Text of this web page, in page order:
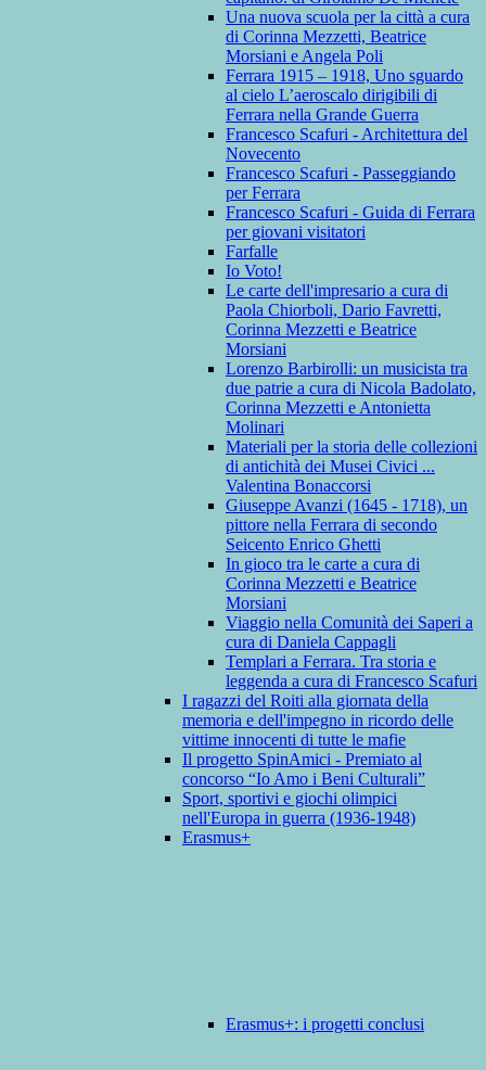
Una nuova scuola per la città a cura
di Corinna Mezzetti, Beatrice
Morsiani e Angela Poli
Ferrara 1915 – 1918, Uno sguardo
al cielo L’aeroscalo dirigibili di
Ferrara nella Grande Guerra
Francesco Scafuri - Architettura del
Novecento
Francesco Scafuri - Passeggiando
per Ferrara
Francesco Scafuri - Guida di Ferrara
per giovani visitatori
Farfalle
Io Voto!
Le carte dell'impresario a cura di
Paola Chiorboli, Dario Favretti,
Corinna Mezzetti e Beatrice
Morsiani
Lorenzo Barbirolli: un musicista tra
due patrie a cura di Nicola Badolato,
Corinna Mezzetti e Antonietta
Molinari
Materiali per la storia delle collezioni
di antichità dei Musei Civici ...
Valentina Bonaccorsi
Giuseppe Avanzi (1645 - 1718), un
pittore nella Ferrara di secondo
Seicento Enrico Ghetti
In gioco tra le carte a cura di
Corinna Mezzetti e Beatrice
Morsiani
Viaggio nella Comunità dei Saperi a
cura di Daniela Cappagli
Templari a Ferrara. Tra storia e
leggenda a cura di Francesco Scafuri
I ragazzi del Roiti alla giornata della
memoria e dell'impegno in ricordo delle
vittime innocenti di tutte le mafie
Il progetto SpinAmici - Premiato al
concorso “Io Amo i Beni Culturali”
Sport, sportivi e giochi olimpici
nell'Europa in guerra (1936-1948)
Erasmus+
Erasmus+: i progetti conclusi